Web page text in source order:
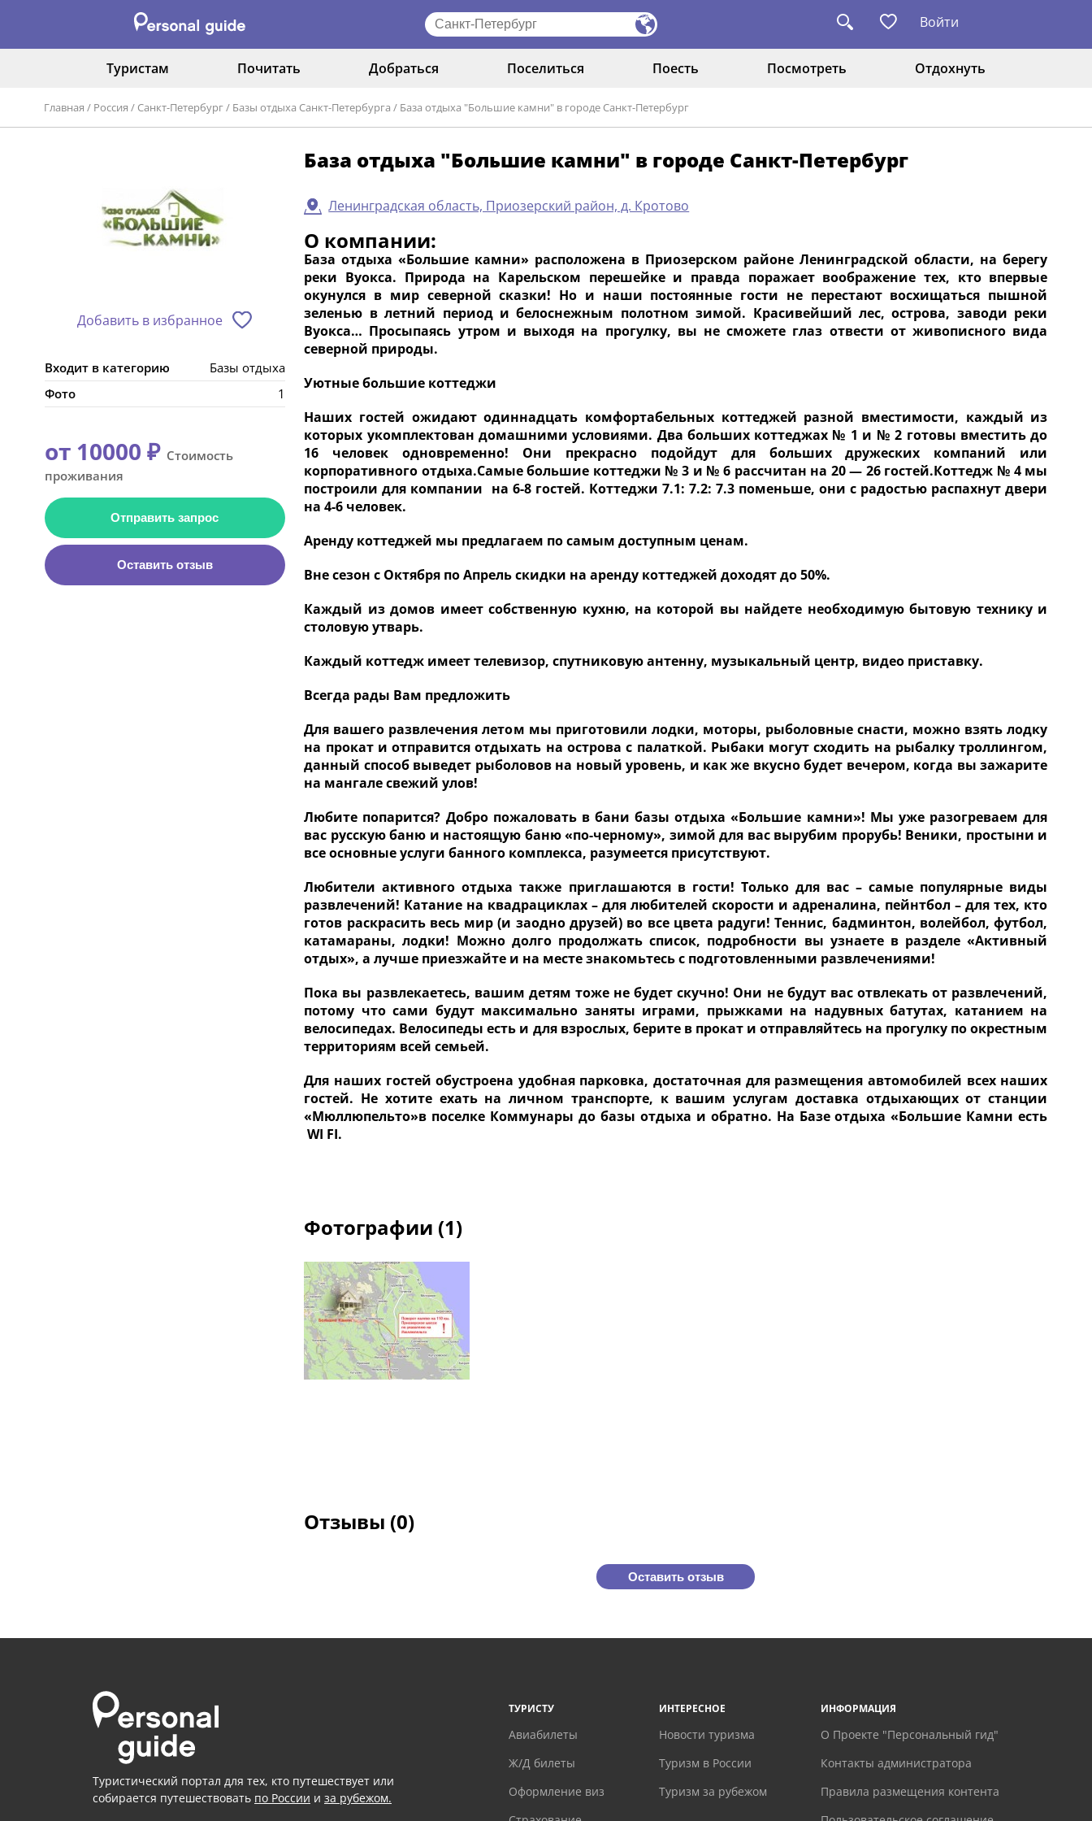
Войти
Туристам Почитать Добраться Поселиться Поесть Посмотреть Отдохнуть
Главная / Россия / Санкт-Петербург/ Базы отдыха Санкт-Петербурга / База отдыха "Большие камни" в городе Санкт-Петербург
Добавить в избранное
Входит в категорию
Базы отдыха
Фото
1
от 10000 ₽Стоимость
проживания
Отправить запрос
Оставить отзыв
База отдыха "Большие камни" в городе Санкт-Петербург
Ленинградская область, Приозерский район, д. Кротово
О компании:
База отдыха «Большие камни» расположена в Приозерском районе Ленинградской области, на берегу
реки Вуокса. Природа на Карельском перешейке и правда поражает воображение тех, кто впервые
окунулся в мир северной сказки! Но и наши постоянные гости не перестают восхищаться пышной
зеленью в летний период и белоснежным полотном зимой. Красивейший лес, острова, заводи реки
Вуокса… Просыпаясь утром и выходя на прогулку, вы не сможете глаз отвести от живописного вида
северной природы.
Уютные большие коттеджи
Наших гостей ожидают одиннадцать комфортабельных коттеджей разной вместимости, каждый из
которых укомплектован домашними условиями. Два больших коттеджах № 1 и № 2 готовы вместить до
16 человек одновременно! Они прекрасно подойдут для больших дружеских компаний или
корпоративного отдыха.Самые большие коттеджи № 3 и № 6 рассчитан на 20 — 26 гостей.Коттедж № 4 мы
построили для компании на 6-8 гостей. Коттеджи 7.1: 7.2: 7.3 поменьше, они с радостью распахнут двери
на 4-6 человек.
Аренду коттеджей мы предлагаем по самым доступным ценам.
Вне сезон с Октября по Апрель скидки на аренду коттеджей доходят до 50%.
Каждый из домов имеет собственную кухню, на которой вы найдете необходимую бытовую технику и
столовую утварь.
Каждый коттедж имеет телевизор, спутниковую антенну, музыкальный центр, видео приставку.
Всегда рады Вам предложить
Для вашего развлечения летом мы приготовили лодки, моторы, рыболовные снасти, можно взять лодку
на прокат и отправится отдыхать на острова с палаткой. Рыбаки могут сходить на рыбалку троллингом,
данный способ выведет рыболовов на новый уровень, и как же вкусно будет вечером, когда вы зажарите
на мангале свежий улов!
Любите попарится? Добро пожаловать в бани базы отдыха «Большие камни»! Мы уже разогреваем для
вас русскую баню и настоящую баню «по-черному», зимой для вас вырубим прорубь! Веники, простыни и
все основные услуги банного комплекса, разумеется присутствуют.
Любители активного отдыха также приглашаются в гости! Только для вас – самые популярные виды
развлечений! Катание на квадрациклах – для любителей скорости и адреналина, пейнтбол – для тех, кто
готов раскрасить весь мир (и заодно друзей) во все цвета радуги! Теннис, бадминтон, волейбол, футбол,
катамараны, лодки! Можно долго продолжать список, подробности вы узнаете в разделе «Активный
отдых», а лучше приезжайте и на месте знакомьтесь с подготовленными развлечениями!
Пока вы развлекаетесь, вашим детям тоже не будет скучно! Они не будут вас отвлекать от развлечений,
потому что сами будут максимально заняты играми, прыжками на надувных батутах, катанием на
велосипедах. Велосипеды есть и для взрослых, берите в прокат и отправляйтесь на прогулку по окрестным
территориям всей семьей.
Для наших гостей обустроена удобная парковка, достаточная для размещения автомобилей всех наших
гостей. Не хотите ехать на личном транспорте, к вашим услугам доставка отдыхающих от станции
«Мюллюпельто»в поселке Коммунары до базы отдыха и обратно. На Базе отдыха «Большие Камни есть
WI FI.
Фотографии (1)
Отзывы (0)
Оставить отзыв
Туристический портал для тех, кто путешествует или
собирается путешествовать по России и за рубежом.
ТУРИСТУ
Авиабилеты
Ж/Д билеты
Оформление виз
ИНТЕРЕСНОЕ
Новости туризма
Туризм в России
Туризм за рубежом
ИНФОРМАЦИЯ
О Проекте "Персональный гид"
Контакты администратора
Правила размещения контента